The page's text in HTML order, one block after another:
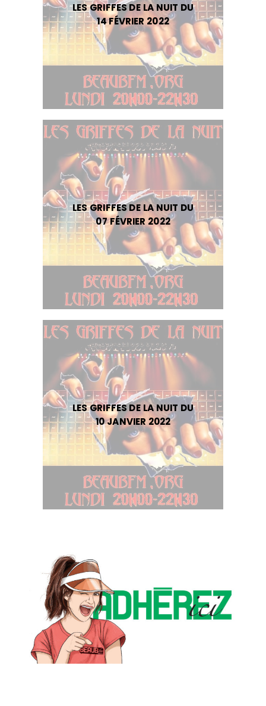
LES GRIFFES DE LA NUIT DU
14 FÉVRIER 2022
LES GRIFFES DE LA NUIT DU
07 FÉVRIER 2022
LES GRIFFES DE LA NUIT DU
10 JANVIER 2022